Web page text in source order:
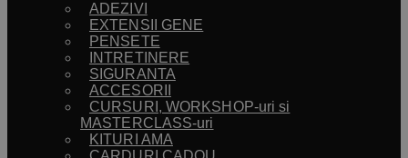
ADEZIVI
EXTENSII GENE
PENSETE
INTRETINERE
SIGURANTA
ACCESORII
CURSURI, WORKSHOP-uri si
MASTERCLASS-uri
KITURI AMA